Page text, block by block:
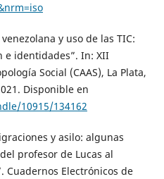
y uso de las TIC:
e identidades”. In: XII
Social (CAAS), La Plata,
Disponible en
10915/134162
y asilo: algunas
profesor de Lucas al
Cuadernos Electrónicos de